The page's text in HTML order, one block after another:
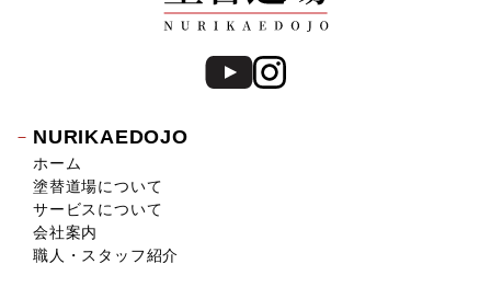
2018年10月 (17)
2018年9月 (14)
2018年8月 (16)
2018年7月 (19)
2018年6月 (11)
NURIKAEDOJO
ホーム
塗替道場について
サービスについて
会社案内
職人・スタッフ紹介